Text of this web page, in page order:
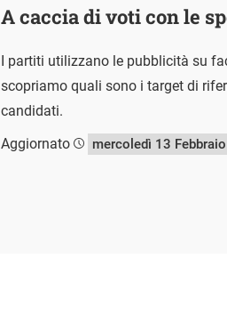
A caccia di voti con le
I partiti utilizzano le pubblicità su
scopriamo quali sono i target di
candidati.
Aggiornato
mercoledì 13